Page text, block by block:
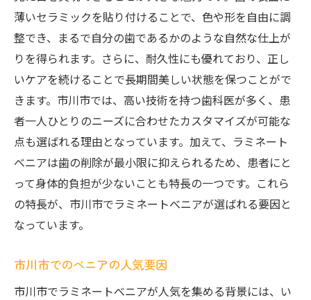
薄いセラミックを貼り付けることで、色や形を自由に調
整でき、まるで自分の歯であるかのような自然な仕上が
りを得られます。さらに、耐久性にも優れており、正し
いケアを続けることで長期間美しい状態を保つことがで
きます。市川市では、高い技術を持つ歯科医が多く、患
者一人ひとりのニーズに合わせたカスタマイズが可能な
点も選ばれる理由となっています。加えて、ラミネート
べニアは歯の削除が最小限に抑えられるため、患者にと
って身体的負担が少ないことも特長の一つです。これら
の特長が、市川市でラミネートべニアが選ばれる要因と
なっています。
市川市でのべニアの人気要因
市川市でラミネートべニアが人気を集める背景には、い